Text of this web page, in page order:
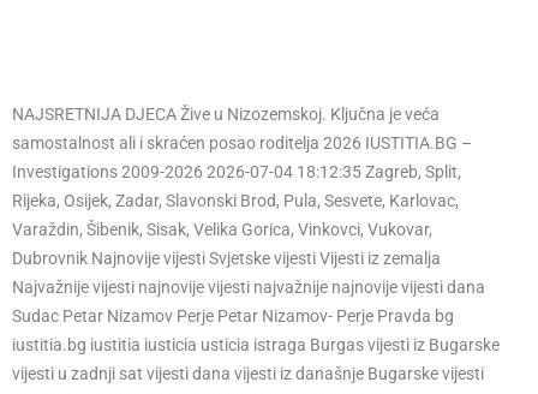
NAJSRETNIJA DJECA Žive u Nizozemskoj. Ključna je veća
samostalnost ali i skraćen posao roditelja 2026 IUSTITIA.BG –
Investigations 2009-2026 2026-07-04 18:12:35 Zagreb, Split,
Rijeka, Osijek, Zadar, Slavonski Brod, Pula, Sesvete, Karlovac,
Varaždin, Šibenik, Sisak, Velika Gorica, Vinkovci, Vukovar,
Dubrovnik Najnovije vijesti Svjetske vijesti Vijesti iz zemalja
Najvažnije vijesti najnovije vijesti najvažnije najnovije vijesti dana
Sudac Petar Nizamov Perje Petar Nizamov- Perje Pravda bg
iustitia.bg iustitia iusticia usticia istraga Burgas vijesti iz Bugarske
vijesti u zadnji sat vijesti dana vijesti iz današnje Bugarske vijesti